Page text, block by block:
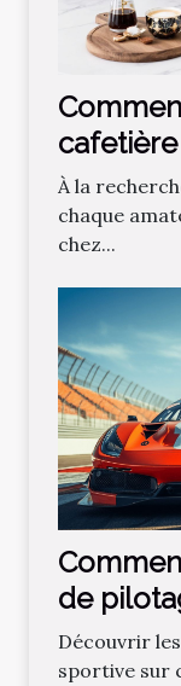
café
À la
chaque
chez...
de
?
Découvrir
sportive sur